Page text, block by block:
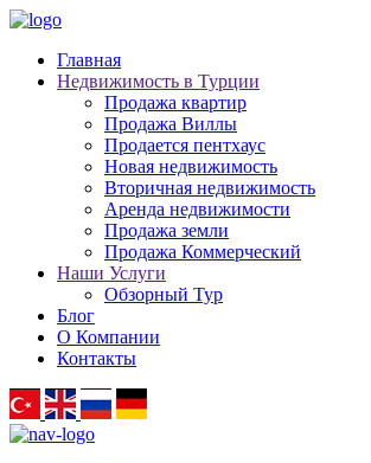
Главная
Недвижимость в Турции
Продажа квартир
Продажа Виллы
Продается пентхаус
Новая недвижимость
Вторичная недвижимость
Аренда недвижимости
Продажа земли
Продажа Коммерческий
Наши Услуги
Обзорный Тур
Блог
О Компании
Контакты